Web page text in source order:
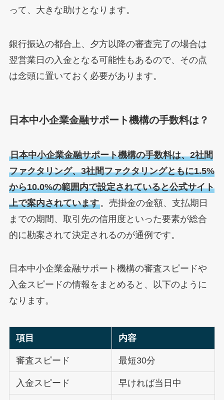
って、大きな助けとなります。
銀行振込の都合上、夕方以降の審査完了の場合は
翌営業日の入金となる可能性もあるので、その点
は念頭に置いておく必要があります。
日本中小企業金融サポート機構の手数料は？
日本中小企業金融サポート機構の手数料は、2社間
ファクタリング、3社間ファクタリングともに1.5%
から10.0%の範囲内で設定されていると公式サイト
上で案内されています。売掛金の金額、支払期日
までの期間、取引先の信用度といった要素が総合
的に勘案されて決定されるのが通例です。
日本中小企業金融サポート機構の審査スピードや
入金スピードの情報をまとめると、以下のように
なります。
項目 内容
審査スピード 最短30分
入金スピード 早ければ当日中